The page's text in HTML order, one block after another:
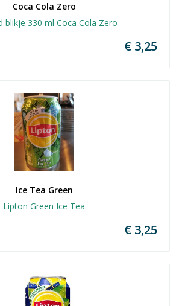
Coca Cola Zero
blikje 330 ml Coca Cola Zero
€ 3,25
Ice Tea Green
Lipton Green Ice Tea
€ 3,25